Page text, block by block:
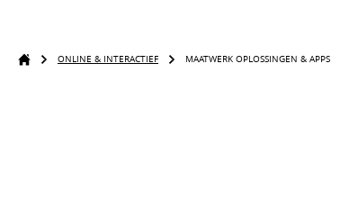
ONLINE & INTERACTIEF MAATWERK OPLOSSINGEN & APPS